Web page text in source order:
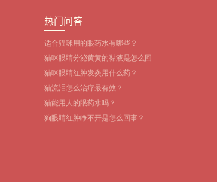
热门问答
适合猫咪用的眼药水有哪些？‌
猫咪眼睛分泌黄黄的黏液是怎么回
事？
猫咪眼睛红肿发炎用什么药？
猫流泪怎么治疗最有效？
猫能用人的眼药水吗？
狗眼睛红肿睁不开是怎么回事？